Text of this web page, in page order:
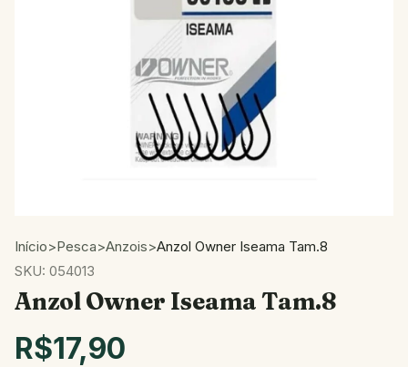
Início>Pesca>Anzois>Anzol Owner Iseama Tam.8
SKU: 054013
Anzol Owner Iseama Tam.8
R$17,90